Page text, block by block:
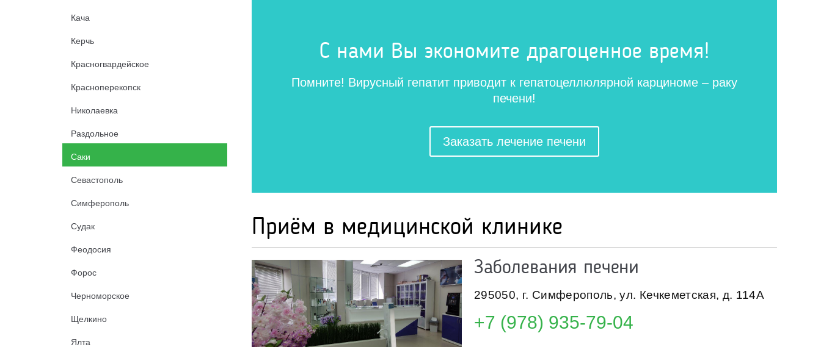
С нами Вы экономите драгоценное время!
Помните! Вирусный гепатит приводит к гепатоцеллюлярной карциноме – раку
печени!
Заказать лечение печени
Приём в медицинской клинике
Заболевания печени
295050, г. Симферополь, ул. Кечкеметская, д. 114А
+7 (978) 935-79-04
Кача
Керчь
Красногвардейское
Красноперекопск
Николаевка
Раздольное
Саки
Севастополь
Симферополь
Судак
Феодосия
Форос
Черноморское
Щелкино
Ялта